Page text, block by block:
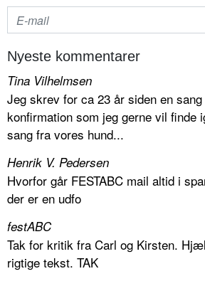
Nyeste kommentarer
Tina Vilhelmsen
Jeg skrev for ca 23 år siden en
konfirmation som jeg gerne vil finde
sang fra vores hund...
Henrik V. Pedersen
Hvorfor går FESTABC mail altid i
der er en udfo
festABC
Tak for kritik fra Carl og Kirsten.
rigtige tekst. TAK